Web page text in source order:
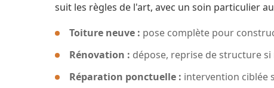
suit les règles de l'art, avec un soin particulier
Toiture neuve : pose complète pour
Rénovation : dépose, reprise de structure
Réparation ponctuelle : intervention ciblée